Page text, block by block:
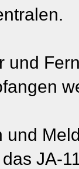
und
und
JA-